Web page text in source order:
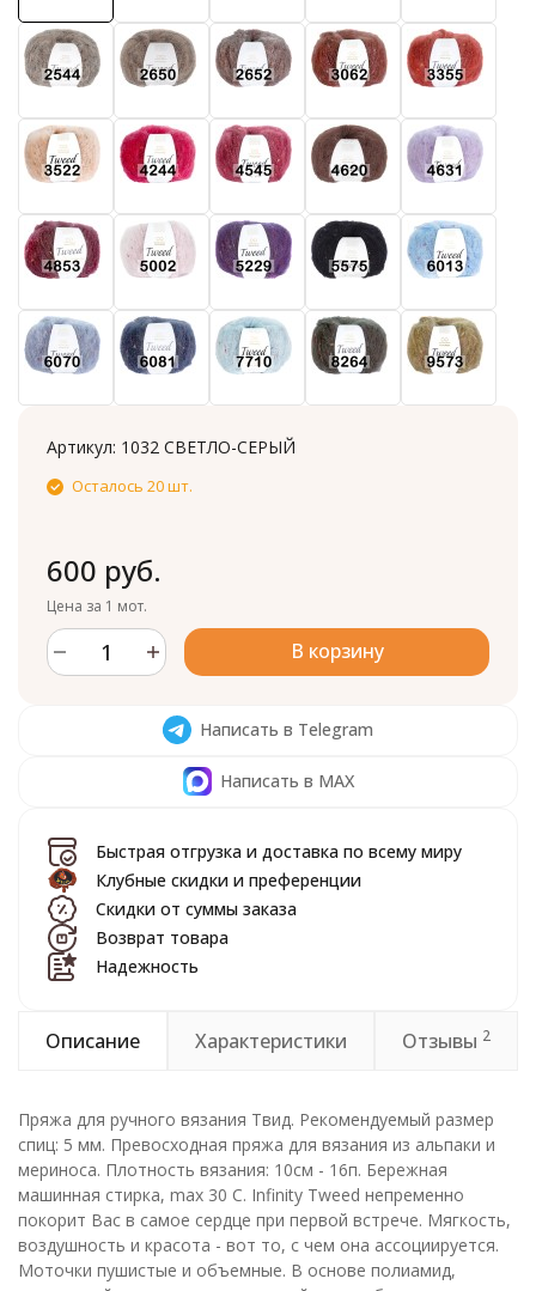
Артикул: 1032 СВЕТЛО-СЕРЫЙ
Осталось 20 шт.
600 руб.
Цена за 1 мот.
В корзину
Написать в Telegram
Написать в MAX
Быстрая отгрузка и доставка по всему миру
Клубные скидки и преференции
Скидки от суммы заказа
Возврат товара
Надежность
Описание Характеристики Отзывы 2
Пряжа для ручного вязания Твид. Рекомендуемый размер
спиц: 5 мм. Превосходная пряжа для вязания из альпаки и
мериноса. Плотность вязания: 10см - 16п. Бережная
машинная стирка, max 30 C. Infinity Tweed непременно
покорит Вас в самое сердце при первой встрече. Мягкость,
воздушность и красота - вот то, с чем она ассоциируется.
Моточки пушистые и объемные. В основе полиамид,